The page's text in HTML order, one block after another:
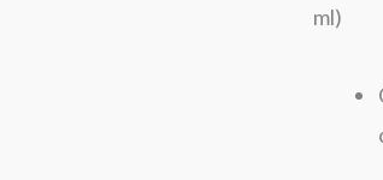
ml)
Leche
Helado